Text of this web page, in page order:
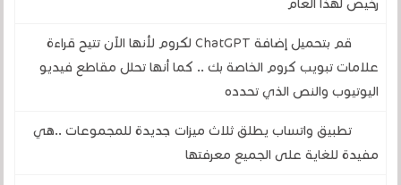
رخيص لهذا العام
قم بتحميل إضافة ChatGPT لكروم لأنها الآن تتيح قراءة
علامات تبويب كروم الخاصة بك .. كما أنها تحلل مقاطع فيديو
اليوتيوب والنص الذي تحدده
تطبيق واتساب يطلق ثلاث ميزات جديدة للمجموعات ..هي
مفيدة للغاية على الجميع معرفتها